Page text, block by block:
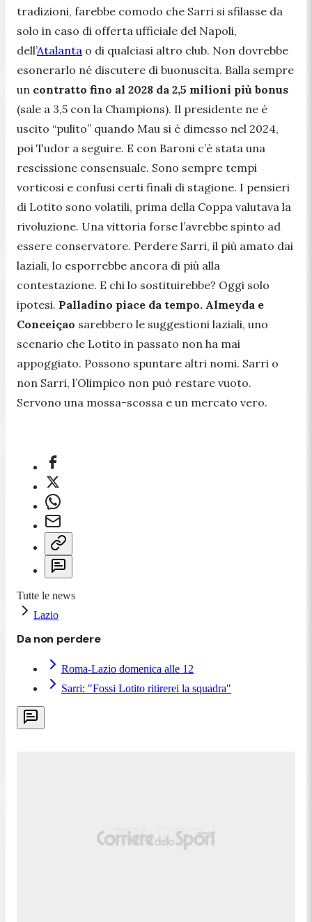
tradizioni, farebbe comodo che Sarri si sfilasse da
solo in caso di offerta ufficiale del Napoli,
dell’Atalanta o di qualciasi altro club. Non dovrebbe
esonerarlo né discutere di buonuscita. Balla sempre
un contratto fino al 2028 da 2,5 milioni più bonus
(sale a 3,5 con la Champions). Il presidente ne è
uscito “pulito” quando Mau si è dimesso nel 2024,
poi Tudor a seguire. E con Baroni c’è stata una
rescissione consensuale. Sono sempre tempi
vorticosi e confusi certi finali di stagione. I pensieri
di Lotito sono volatili, prima della Coppa valutava la
rivoluzione. Una vittoria forse l’avrebbe spinto ad
essere conservatore. Perdere Sarri, il più amato dai
laziali, lo esporrebbe ancora di più alla
contestazione. E chi lo sostituirebbe? Oggi solo
ipotesi. Palladino piace da tempo. Almeyda e
Conceiçao sarebbero le suggestioni laziali, uno
scenario che Lotito in passato non ha mai
appoggiato. Possono spuntare altri nomi. Sarri o
non Sarri, l’Olimpico non può restare vuoto.
Servono una mossa-scossa e un mercato vero.
Tutte le news
Lazio
Da non perdere
Roma-Lazio domenica alle 12
Sarri: "Fossi Lotito ritirerei la squadra"